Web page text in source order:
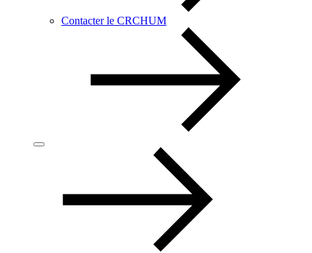
Contacter le CRCHUM